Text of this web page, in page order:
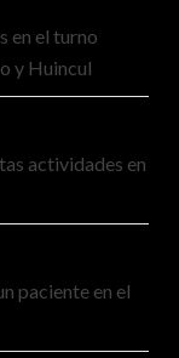
en el turno
y Huincul
actividades en
paciente en el